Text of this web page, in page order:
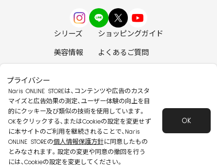
シリーズ ショッピングガイド
美容情報 よくあるご質問
安心して安全にご使用いただくために
特定商取引法に基づく表記
会社概要
個人情報保護方針
会員規約
Copyright 2022 Naris Cosmetics CO.,Ltd
プライバシー
Naris ONLINE STOREは、コンテンツや広告のカスタ
マイズと広告効果の測定、ユーザー体験の向上を目
的にクッキー及び類似の技術を使用しています。
OKをクリックする、またはCookieの設定を変更せず
に本サイトのご利用を継続されることで、Naris
ONLINE STOREの個人情報保護方針に同意したもの
とみなされます。設定の変更や同意の撤回を行う
には、Cookieの設定を変更してください。
OK